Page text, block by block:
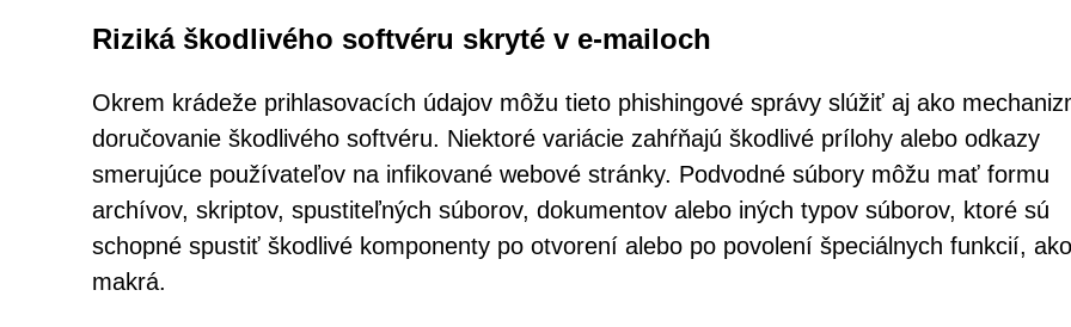
Riziká škodlivého softvéru skryté v e-mailoch
Okrem krádeže prihlasovacích údajov môžu tieto phishingové správy slúžiť aj ako
doručovanie škodlivého softvéru. Niektoré variácie zahŕňajú škodlivé prílohy alebo odkazy
smerujúce používateľov na infikované webové stránky. Podvodné súbory môžu mať formu
archívov, skriptov, spustiteľných súborov, dokumentov alebo iných typov súborov, ktoré sú
schopné spustiť škodlivé komponenty po otvorení alebo po povolení špeciálnych funkcií,
makrá.